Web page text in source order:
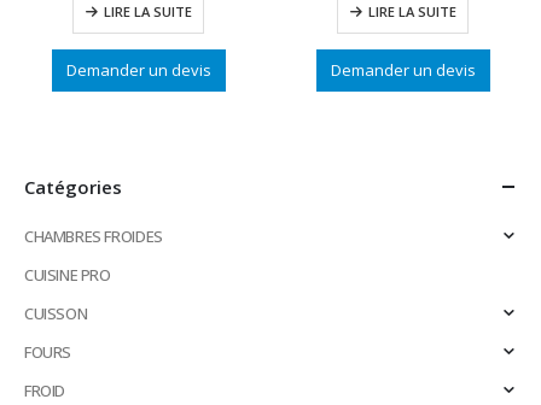
LIRE LA SUITE
Demander un devis
LIRE LA SUITE
Demander un devis
Catégories
CHAMBRES FROIDES
CUISINE PRO
CUISSON
FOURS
FROID